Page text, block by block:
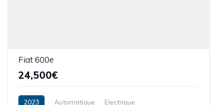
Fiat 600e
24,500€
2023 Automatique Electrique